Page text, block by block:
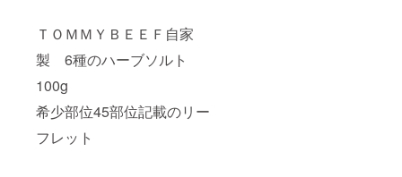
ＴＯＭＭＹＢＥＥＦ自家
製 6種のハーブソルト
100g
希少部位45部位記載のリー
フレット